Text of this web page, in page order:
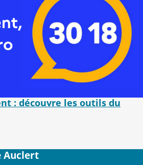
: découvre les outils du
Auclert